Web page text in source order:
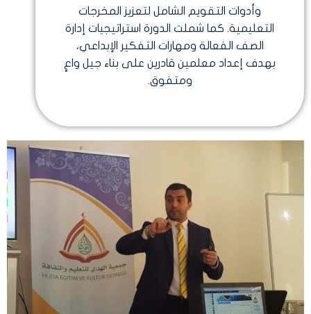
وأدوات التقويم الشامل لتعزيز المخرجات
التعليمية. كما شملت الدورة استراتيجيات إدارة
الصف الفعالة ومهارات التفكير الإبداعي،
بهدف إعداد معلمين قادرين على بناء جيل واعٍ
ومتفوق.